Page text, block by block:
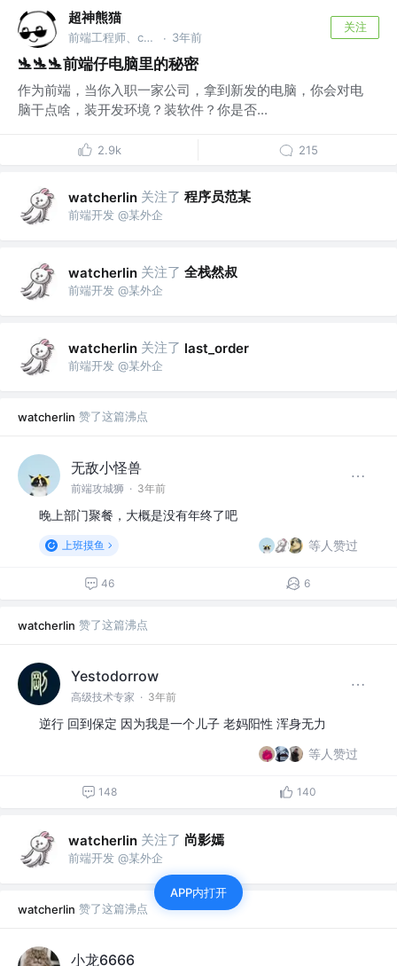
超神熊猫
前端工程师、c#开发 · 3年前
关注
🛬🛬🛬前端仔电脑里的秘密
作为前端，当你入职一家公司，拿到新发的电脑，你会对电
脑干点啥，装开发环境？装软件？你是否...
2.9k 215
watcherlin 关注了 程序员范某
前端开发 @某外企
watcherlin 关注了 全栈然叔
前端开发 @某外企
watcherlin 关注了 last_order
前端开发 @某外企
watcherlin 赞了这篇沸点
无敌小怪兽
前端攻城狮 · 3年前
晚上部门聚餐，大概是没有年终了吧
上班摸鱼 等人赞过
46 6
watcherlin 赞了这篇沸点
Yestodorrow
高级技术专家 · 3年前
逆行 回到保定 因为我是一个儿子 老妈阳性 浑身无力
等人赞过
148 140
watcherlin 关注了 尚影嫣
前端开发 @某外企
watcherlin 赞了这篇沸点
小龙6666
APP内打开